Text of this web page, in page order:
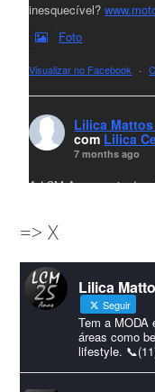
inesquecível?
Foto
Visualizar no Facebook ·
Lilica
com Lilica
7 months ago
A LCM Assessoria
amigos que sempre
#lcmassessoria
#HappyNewYear
Foto
Visualizar no Facebook ·
=> X
Lilica
Seguir
Tem a
áreas como
lifestyle.